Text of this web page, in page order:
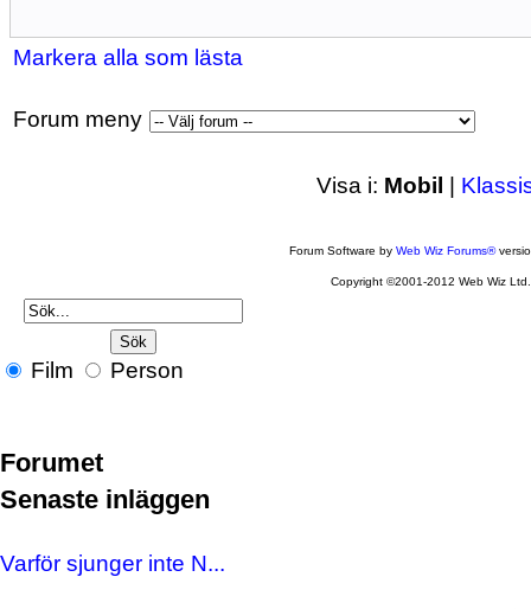
Markera alla som lästa
Forum meny
Visa i: Mobil |
Forum Software byWeb Wiz Forums®
Copyright ©2001-2012 Web Wiz Ltd.
Film Person
Forumet
Senaste inläggen
Varför sjunger inte N...